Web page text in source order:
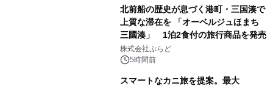
北前船の歴史が息づく港町・三国湊で
上質な滞在を 「オーベルジュほまち
三國湊」 1泊2食付の旅行商品を発売
株式会社ぷらど
5時間前
スマートなカニ旅を提案。最大